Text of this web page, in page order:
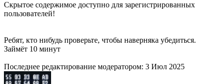
Скрытое содержимое доступно для зарегистрированных
пользователей!
Ребят, кто нибудь проверьте, чтобы наверняка убедиться.
Займёт 10 минут
Последнее редактирование модератором: 3 Июл 2025